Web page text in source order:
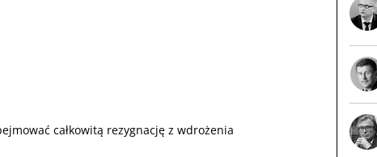
całkowitą rezygnację z wdrożenia